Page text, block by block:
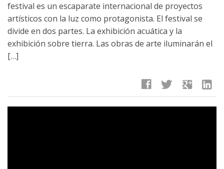
festival es un escaparate internacional de proyectos
artísticos con la luz como protagonista. El festival se
divide en dos partes. La exhibición acuática y la
exhibición sobre tierra. Las obras de arte iluminarán el
[…]
facebook twitter google linkedin